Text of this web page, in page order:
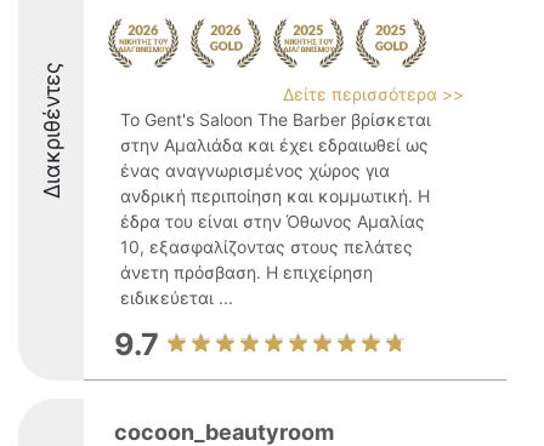
Διακριθέντες
Δείτε περισσότερα >>
Το Gent's Saloon The Barber βρίσκεται
στην Αμαλιάδα και έχει εδραιωθεί ως
ένας αναγνωρισμένος χώρος για
ανδρική περιποίηση και κομμωτική. Η
έδρα του είναι στην Όθωνος Αμαλίας
10, εξασφαλίζοντας στους πελάτες
άνετη πρόσβαση. Η επιχείρηση
ειδικεύεται ...
9.7
cocoon_beautyroom